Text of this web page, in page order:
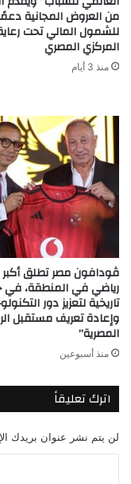
من العروض المجانية
للشمول المالي تحت
المركزي المصري
منذ 3 أيام
ڤودافون مصر تطلق أكبر
رياضي في المنطقة،
تاريخية لتعزيز دور
وإعادة تعريف مستقبل
المصرية”
منذ أسبوعين
اترك تعليقاً
لن يتم نشر عنوان بريدك